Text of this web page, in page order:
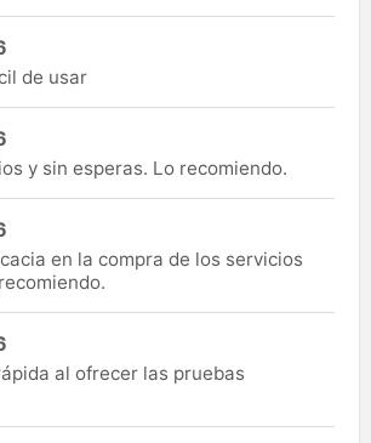
de usar
y sin esperas. Lo recomiendo.
en la compra de los servicios
al ofrecer las pruebas